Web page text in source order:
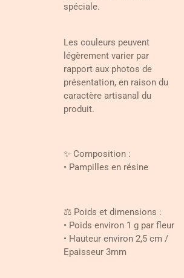
spéciale.
Les couleurs peuvent
légèrement varier par
rapport aux photos de
présentation, en raison du
caractère artisanal du
produit.
✨ Composition :
• Pampilles en résine
⚖️ Poids et dimensions :
• Poids environ 1 g par fleur
• Hauteur environ 2,5 cm /
Epaisseur 3mm